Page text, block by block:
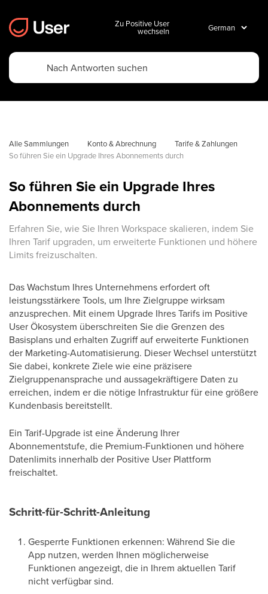
Zu Positive User
wechseln
Alle Sammlungen Konto & Abrechnung
Tarife & Zahlungen
So führen Sie ein Upgrade Ihres Abonnements durch
So führen Sie ein Upgrade Ihres
Abonnements durch
Erfahren Sie, wie Sie Ihren Workspace skalieren, indem Sie
Ihren Tarif upgraden, um erweiterte Funktionen und höhere
Limits freizuschalten.
Das Wachstum Ihres Unternehmens erfordert oft
leistungsstärkere Tools, um Ihre Zielgruppe wirksam
anzusprechen. Mit einem Upgrade Ihres Tarifs im Positive
User Ökosystem überschreiten Sie die Grenzen des
Basisplans und erhalten Zugriff auf erweiterte Funktionen
der Marketing-Automatisierung. Dieser Wechsel unterstützt
Sie dabei, konkrete Ziele wie eine präzisere
Zielgruppenansprache und aussagekräftigere Daten zu
erreichen, indem er die nötige Infrastruktur für eine größere
Kundenbasis bereitstellt.
Ein Tarif-Upgrade ist eine Änderung Ihrer
Abonnementstufe, die Premium-Funktionen und höhere
Datenlimits innerhalb der Positive User Plattform
freischaltet.
Schritt-für-Schritt-Anleitung
Gesperrte Funktionen erkennen: Während Sie die
App nutzen, werden Ihnen möglicherweise
Funktionen angezeigt, die in Ihrem aktuellen Tarif
nicht verfügbar sind.